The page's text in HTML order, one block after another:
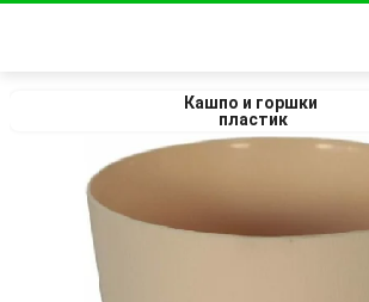
Кашпо и горшки
пластик